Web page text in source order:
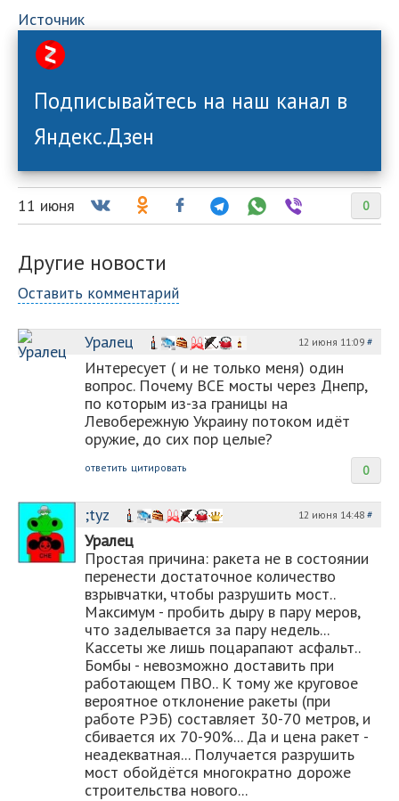
Источник
Подписывайтесь на наш канал в
Яндекс.Дзен
0
11 июня
Другие новости
Оставить комментарий
Уралец 12 июня 11:09 #
Интересует ( и не только меня) один
вопрос. Почему ВСЕ мосты через Днепр,
по которым из-за границы на
Левобережную Украину потоком идёт
оружие, до сих пор целые?
0
ответить цитировать
;tyz 12 июня 14:48 #
Уралец
Простая причина: ракета не в состоянии
перенести достаточное количество
взрывчатки, чтобы разрушить мост..
Максимум - пробить дыру в пару меров,
что заделывается за пару недель...
Кассеты же лишь поцарапают асфальт..
Бомбы - невозможно доставить при
работающем ПВО.. К тому же круговое
вероятное отклонение ракеты (при
работе РЭБ) составляет 30-70 метров, и
сбивается их 70-90%... Да и цена ракет -
неадекватная... Получается разрушить
мост обойдётся многократно дороже
строительства нового...